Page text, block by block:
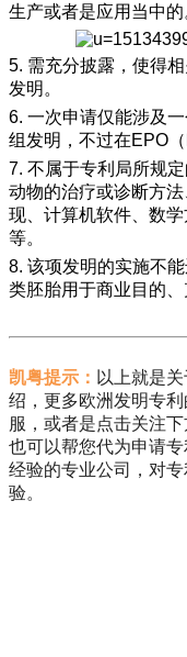
生产或者是应用当中的
5. 需充分披露，使得
发明。
6. 一次申请仅能涉及
组发明，不过在EPO
7. 不属于专利局所规
动物的治疗或诊断方
现、计算机软件、数
等。
8. 该项发明的实施不
类胚胎用于商业目的、
凯粤提示： 以上就是
绍，更多欧洲发明专
服，或者是点击关注
也可以帮您代为申请
经验的专业公司，对
验。